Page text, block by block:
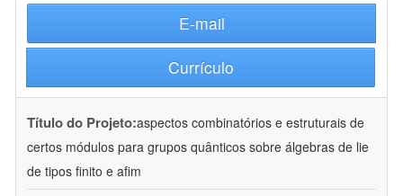
E-mail
Currículo
Título do Projeto:aspectos combinatórios e estruturais de
certos módulos para grupos quânticos sobre álgebras de lie
de tipos finito e afim